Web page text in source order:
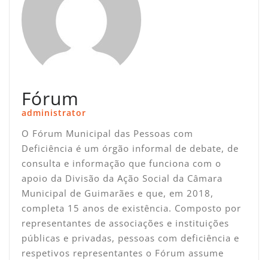
Fórum
administrator
O Fórum Municipal das Pessoas com
Deficiência é um órgão informal de debate, de
consulta e informação que funciona com o
apoio da Divisão da Ação Social da Câmara
Municipal de Guimarães e que, em 2018,
completa 15 anos de existência. Composto por
representantes de associações e instituições
públicas e privadas, pessoas com deficiência e
respetivos representantes o Fórum assume